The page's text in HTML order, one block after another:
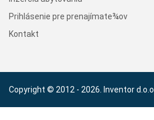
Prihlásenie pre prenajímate¾ov
Kontakt
Copyright © 2012 - 2026. Inventor d.o.o..